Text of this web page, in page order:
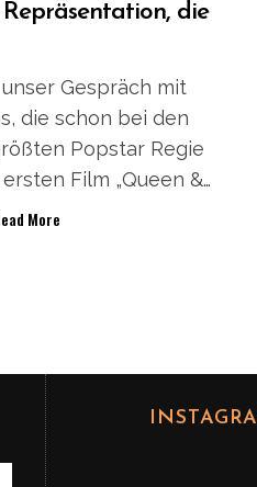
die
Gespräch mit
die schon bei den
Popstar Regie
Film „Queen &…
More